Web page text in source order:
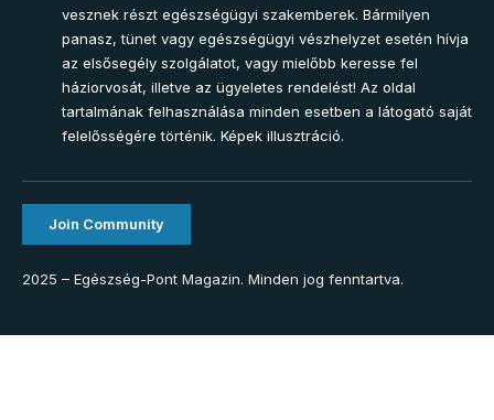
vesznek részt egészségügyi szakemberek. Bármilyen
panasz, tünet vagy egészségügyi vészhelyzet esetén hívja
az elsősegély szolgálatot, vagy mielőbb keresse fel
háziorvosát, illetve az ügyeletes rendelést! Az oldal
tartalmának felhasználása minden esetben a látogató saját
felelősségére történik. Képek illusztráció.
Join Community
2025 – Egészség-Pont Magazin. Minden jog fenntartva.